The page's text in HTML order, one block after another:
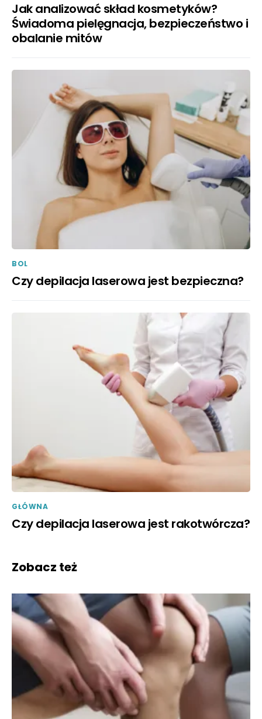
Jak analizować skład kosmetyków?
Świadoma pielęgnacja, bezpieczeństwo i
obalanie mitów
BOL
Czy depilacja laserowa jest bezpieczna?
GŁÓWNA
Czy depilacja laserowa jest rakotwórcza?
Zobacz też